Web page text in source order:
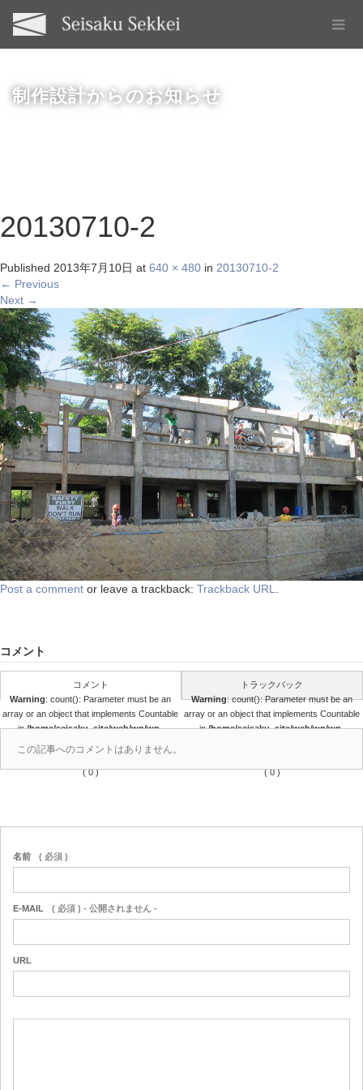
制作設計からのお知らせ
20130710-2
Published 2013年7月10日 at 640 × 480 in 20130710-2
← Previous
Next →
Post a comment or leave a trackback: Trackback URL
コメント
コメント
Warning: count(): Parameter must be an
array or an object that implements Countable
in/home/seisaku_site/web/wp/wp-
content/themes/seisaku/comments.php
36
( 0 )
トラックバック
Warning: count(): Parameter must be an
array or an object that implements Countable
in/home/seisaku_site/web/wp/wp-
( 0 )
この記事へのコメントはありません。
名前 ( 必須 )
E-MAIL ( 必須 ) - 公開されません -
URL